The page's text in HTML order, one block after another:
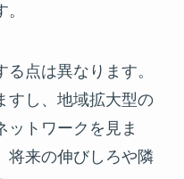
点は異なります。
すし、地域拡大型の
ットワークを見ま
将来の伸びしろや隣